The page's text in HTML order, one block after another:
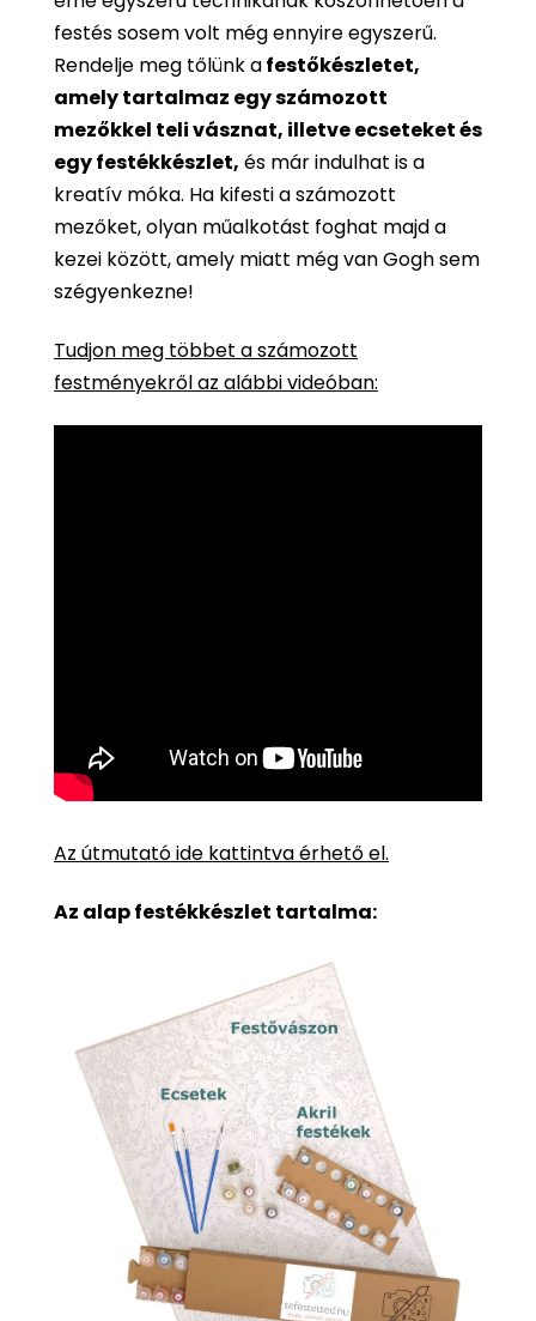
festés sosem volt még ennyire egyszerű.
Rendelje meg tőlünk afestőkészletet,
amely tartalmaz egy számozott
mezőkkel teli vásznat, illetve ecseteket és
egy festékkészlet, és már indulhat is a
kreatív móka. Ha kifesti a számozott
mezőket, olyan műalkotást foghat majd a
kezei között, amely miatt még van Gogh sem
szégyenkezne!
Tudjon meg többet a számozott
festményekről az alábbi videóban:
Az útmutató ide kattintva érhető el.
Az alap festékkészlet tartalma: